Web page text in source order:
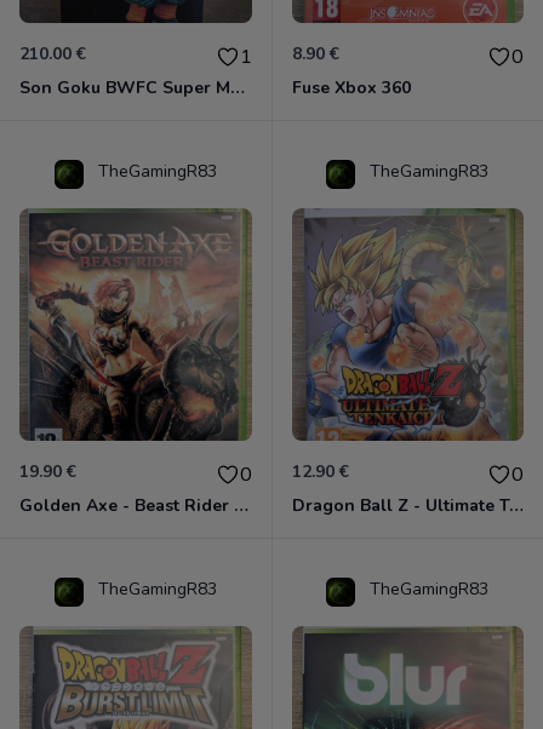
210.00 € 1
Son Goku BWFC Super Master Stars
8.90 € 0
Fuse Xbox 360
TheGamingR83
19.90 € 0
Golden Axe - Beast Rider Xbox 360
TheGamingR83
12.90 € 0
Dragon Ball Z - Ultimate Tenkaichi Xbox 360
TheGamingR83 TheGamingR83